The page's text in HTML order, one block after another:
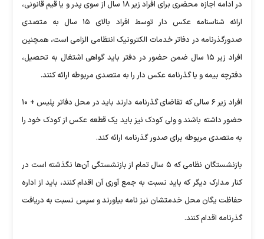
در ادامه اجازه محضری برای افراد زیر ۱۸ سال از سوی پدر و یا قیم قانونی،
ارائه شناسنامه عکس دار توسط افراد بالای ۱۵ سال به متصدی
صدورگذرنامه در دفاتر خدمات الکترونیک انتظامی الزامی است، همچنین
افراد زیر ۱۵ سال ضمن حضور در دفتر باید گواهی اشتغال به تحصیل،
دفترچه بیمه و یا گذرنامه عکس دار را به متصدی مربوطه ارائه کنند.
افراد زیر ۶ سالی که تقاضای گذرنامه دارند باید در محل دفاتر پلیس + ۱۰
حضور داشته باشند و ولی کودک نیز باید یک قطعه عکس از کودک خود را
به متصدی مربوطه برای صدور گذرنامه ارائه کند.
بازنشستگان نظامی که ۵ سال تمام از بازنشستگی آن‌ها نگذشته است در
کنار مدارک دیگر که باید نسبت به جمع آوری آن اقدام کنند، باید از اداره
حفاظت یگان محل خدمتشان نیز نامه بیاورند و سپس نسبت به دریافت
گذرنامه اقدام کنند.